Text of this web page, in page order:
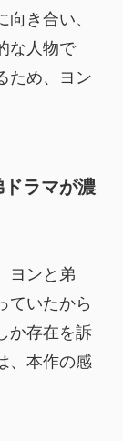
き合い、
な人物で
ため、ヨン
ラマが濃
ヨンと弟
ていたから
か存在を訴
、本作の感